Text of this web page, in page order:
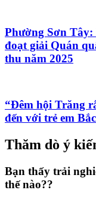
Phường Sơn
đoạt giải Quán
thu năm 2025
“Đêm hội Trăng
đến với trẻ em
Thăm dò ý
Bạn thấy trải
thế nào??